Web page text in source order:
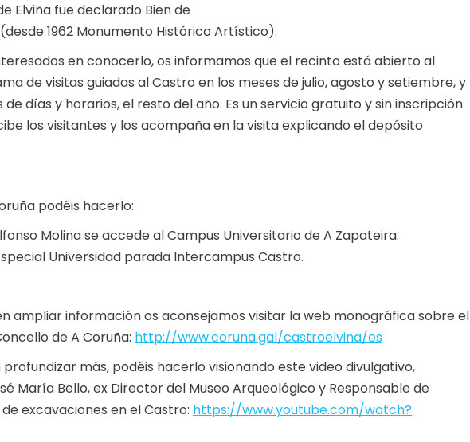
Elviña fue declarado Bien de
1962 Monumento Histórico Artístico).
en conocerlo, os informamos que el recinto está abierto al
de visitas guiadas al Castro en los meses de julio, agosto y setiembre, y
días y horarios, el resto del año. Es un servicio gratuito y sin inscripción
los visitantes y los acompaña en la visita explicando el depósito
podéis hacerlo:
Molina se accede al Campus Universitario de A Zapateira.
Universidad parada Intercampus Castro.
ampliar información os aconsejamos visitar la web monográfica sobre el
de A Coruña: http://www.coruna.gal/castroelvina/es
profundizar más, podéis hacerlo visionando este video divulgativo,
María Bello, ex Director del Museo Arqueológico y Responsable de
excavaciones en el Castro: https://www.youtube.com/watch?